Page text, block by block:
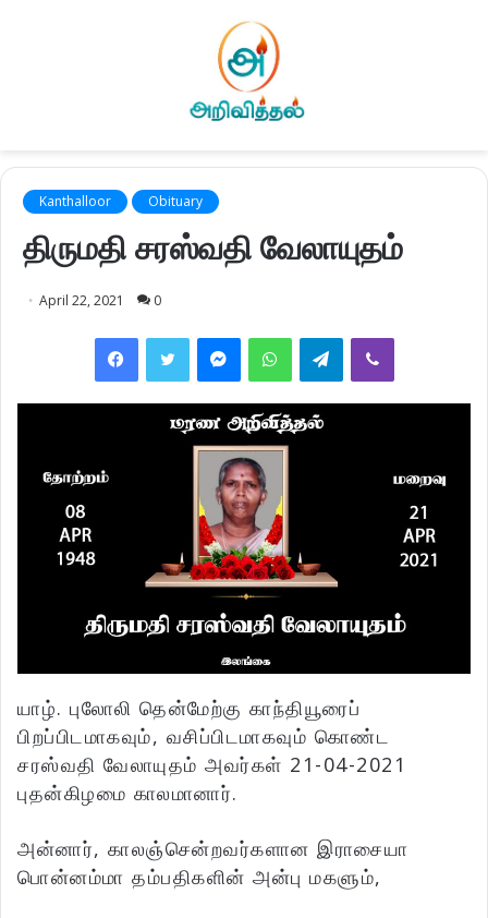
Kanthalloor Obituary
திருமதி சரஸ்வதி வேலாயுதம்
April 22, 2021 0
FacebookTwitter MessengerWhatsAppTelegramViber
யாழ். புலோலி தென்மேற்கு காந்தியூரைப்
பிறப்பிடமாகவும், வசிப்பிடமாகவும் கொண்ட
சரஸ்வதி வேலாயுதம் அவர்கள் 21-04-2021
புதன்கிழமை காலமானார்.
அன்னார், காலஞ்சென்றவர்களான இராசையா
பொன்னம்மா தம்பதிகளின் அன்பு மகளும்,